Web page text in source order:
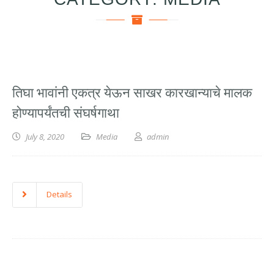
तिघा भावांनी एकत्र येऊन साखर कारखान्याचे मालक
होण्यापर्यंतची संघर्षगाथा
July 8, 2020 Media admin
Details